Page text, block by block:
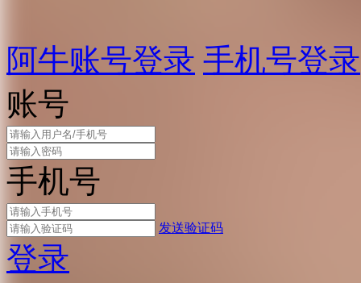
阿牛账号登录 手机号登录
账号
手机号
发送验证码
登录